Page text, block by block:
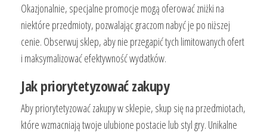
Okazjonalnie, specjalne promocje mogą oferować zniżki na
niektóre przedmioty, pozwalając graczom nabyć je po niższej
cenie. Obserwuj sklep, aby nie przegapić tych limitowanych ofert
i maksymalizować efektywność wydatków.
Jak priorytetyzować zakupy
Aby priorytetyzować zakupy w sklepie, skup się na przedmiotach,
które wzmacniają twoje ulubione postacie lub styl gry. Unikalne